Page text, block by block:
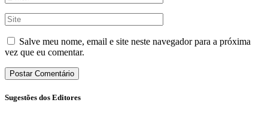
Salve meu nome, email e site neste navegador para a próxima
vez que eu comentar.
Sugestões dos Editores